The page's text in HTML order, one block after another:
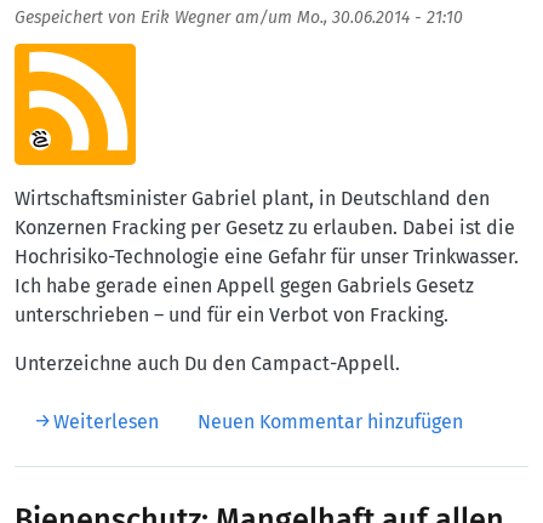
Gespeichert von Erik Wegneram/um Mo., 30.06.2014 - 21:10
Aufmacherbild
Wirtschaftsminister Gabriel plant, in Deutschland den
Konzernen Fracking per Gesetz zu erlauben. Dabei ist die
Hochrisiko-Technologie eine Gefahr für unser Trinkwasser.
Ich habe gerade einen Appell gegen Gabriels Gesetz
unterschrieben – und für ein Verbot von Fracking.
Unterzeichne auch Du den Campact-Appell.
Weiterlesen über Jetzt Fracking verhindern
Neuen Kommentar hinzufügen